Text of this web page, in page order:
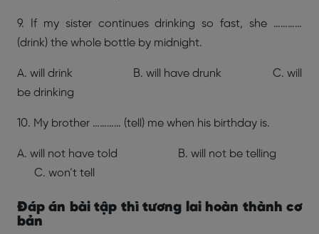
9. If my sister continues drinking so fast, she …………
(drink) the whole bottle by midnight.
A. will drink B. will have drunk C. will
be drinking
10. My brother ………… (tell) me when his birthday is.
A. will not have told B. will not be telling
C. won’t tell
Đáp án bài tập thì tương lai hoàn thành cơ
bản